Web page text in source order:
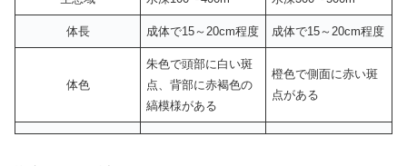
体長 成体で15～20cm程度 成体で15～20cm程度
体色
朱色で頭部に白い斑
点、背部に赤褐色の
縞模様がある
橙色で側面に赤い斑
点がある